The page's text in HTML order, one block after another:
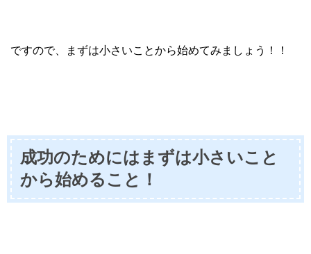
ですので、まずは小さいことから始めてみましょう！！
成功のためにはまずは小さいこと
から始めること！